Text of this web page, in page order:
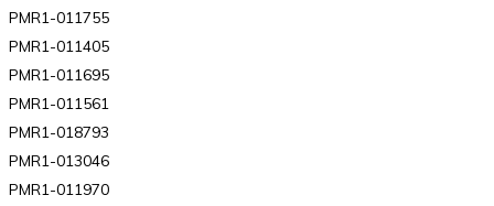
PMR1-011755
PMR1-011405
PMR1-011695
PMR1-011561
PMR1-018793
PMR1-013046
PMR1-011970